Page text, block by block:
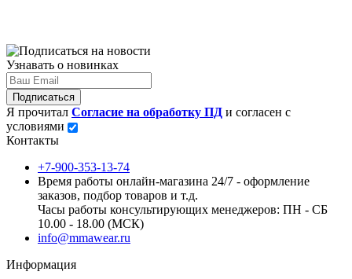
Узнавать о новинках
Подписаться
Я прочитал Согласие на обработку ПД и согласен с
условиями
Контакты
+7-900-353-13-74
Время работы онлайн-магазина 24/7 - оформление
заказов, подбор товаров и т.д.
Часы работы консультирующих менеджеров: ПН - СБ
10.00 - 18.00 (МСК)
info@mmawear.ru
Информация